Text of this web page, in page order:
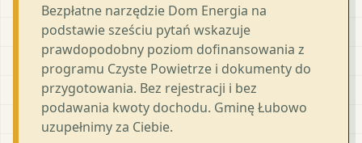
Bezpłatne narzędzie Dom Energia na
podstawie sześciu pytań wskazuje
prawdopodobny poziom dofinansowania z
programu Czyste Powietrze i dokumenty do
przygotowania. Bez rejestracji i bez
podawania kwoty dochodu. Gminę Łubowo
uzupełnimy za Ciebie.